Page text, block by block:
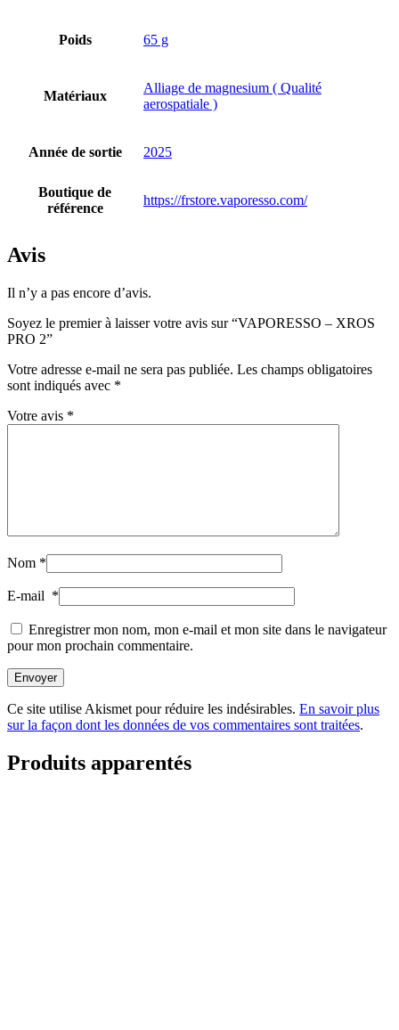
Poids 65 g
Matériaux
Alliage de magnesium ( Qualité
aerospatiale )
Année de sortie 2025
Boutique de
référence
https://frstore.vaporesso.com/
Avis
Il n’y a pas encore d’avis.
Soyez le premier à laisser votre avis sur “VAPORESSO – XROS
PRO 2”
Votre adresse e-mail ne sera pas publiée. Les champs obligatoires
sont indiqués avec *
Votre avis *
Nom *
E-mail *
Enregistrer mon nom, mon e-mail et mon site dans le navigateur
pour mon prochain commentaire.
Envoyer
Ce site utilise Akismet pour réduire les indésirables. En savoir plus
sur la façon dont les données de vos commentaires sont traitées.
Produits apparentés